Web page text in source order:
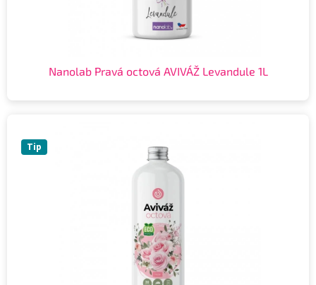
Nanolab Pravá octová AVIVÁŽ Levandule 1L
Tip